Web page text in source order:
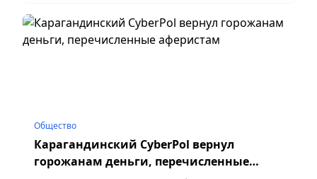
Общество
Карагандинский CyberPol вернул
горожанам деньги, перечисленные